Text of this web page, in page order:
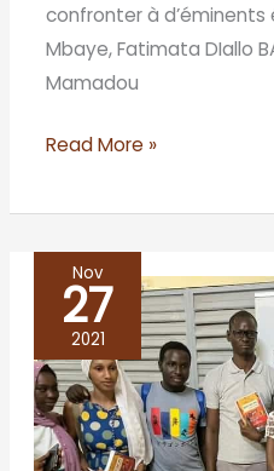
confronter à d’éminents
Mbaye, Fatimata DIallo
Mamadou
Read More »
Nov
27
2021
TAMBACOUNDA